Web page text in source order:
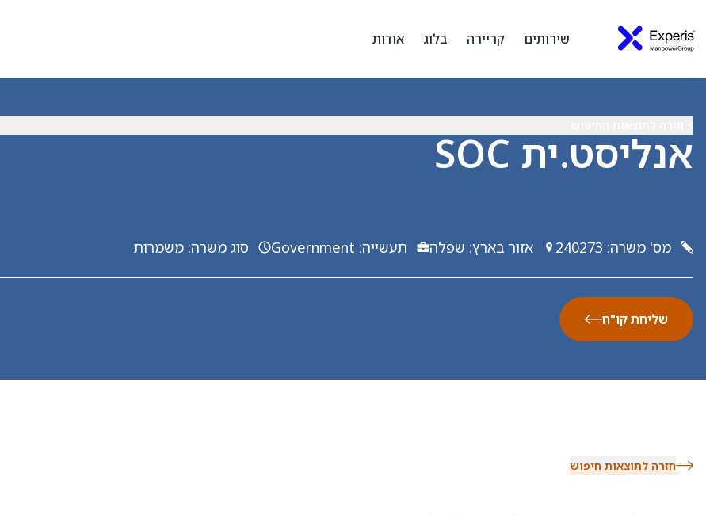
שירותים קריירה בלוג אודות
אנליסט.ית SOC
מס' משרה:
240273 אזור בארץ: שפלה תעשייה:
Government סוג משרה: משמרות
שליחת קו"ח
חזרה לתוצאות חיפוש